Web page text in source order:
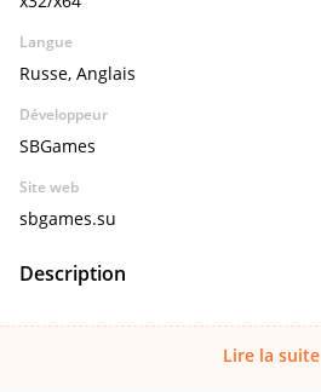
Langue
Russe, Anglais
Développeur
SBGames
Site web
sbgames.su
Description
Lire la suite